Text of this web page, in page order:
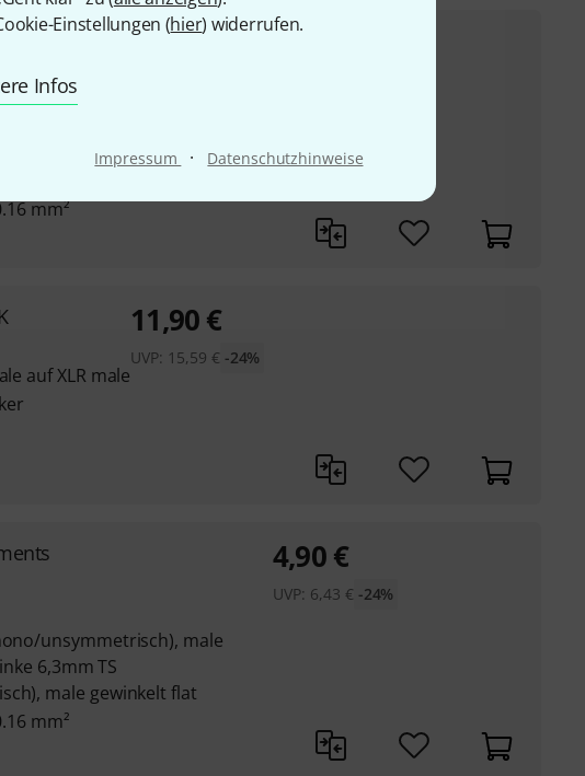
Einstellungen (hier) widerrufen.
Infos
Impressum · Datenschutzhinweise
6,3mm TS
mm²
5,30
auf XLR male
11,90€
UVP: 15,59 € -24%
unsymmetrisch), male
6,3mm TS
male gewinkelt flat
mm²
4,90€
UVP: 6,43 € -24%